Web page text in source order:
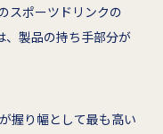
スポーツドリンクの
、製品の持ち手部分が
握り幅として最も高い